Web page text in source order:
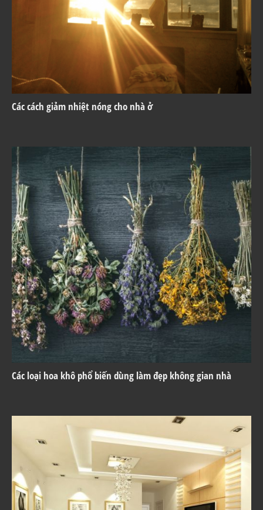
Các cách giảm nhiệt nóng cho nhà ở
Các loại hoa khô phổ biến dùng làm đẹp không gian nhà